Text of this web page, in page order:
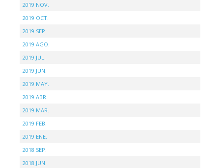
2019 NOV.
2019 OCT.
2019 SEP.
2019 AGO.
2019 JUL.
2019 JUN.
2019 MAY.
2019 ABR.
2019 MAR.
2019 FEB.
2019 ENE.
2018 SEP.
2018 JUN.